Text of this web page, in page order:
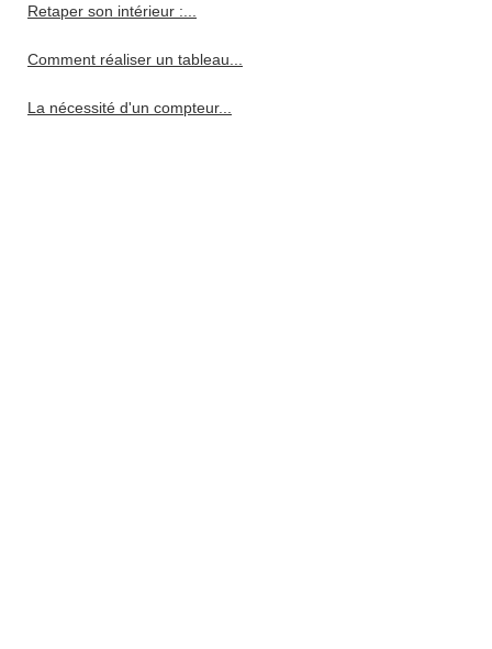
Retaper son intérieur :...
Comment réaliser un tableau...
La nécessité d'un compteur...